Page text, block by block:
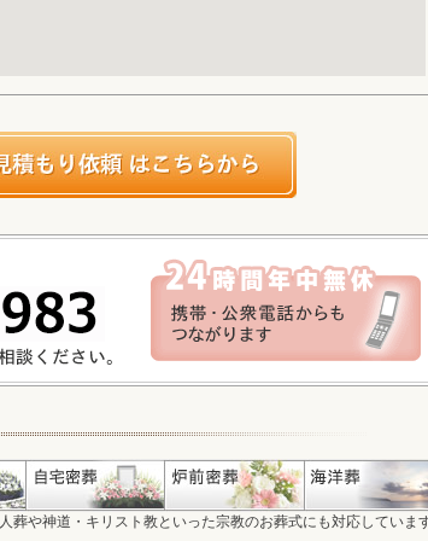
葬や神道・キリスト教といった宗教のお葬式にも対応していま